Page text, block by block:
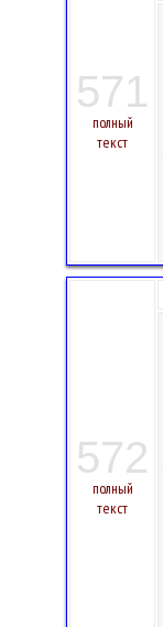
571
полный
текст
572
полный
текст